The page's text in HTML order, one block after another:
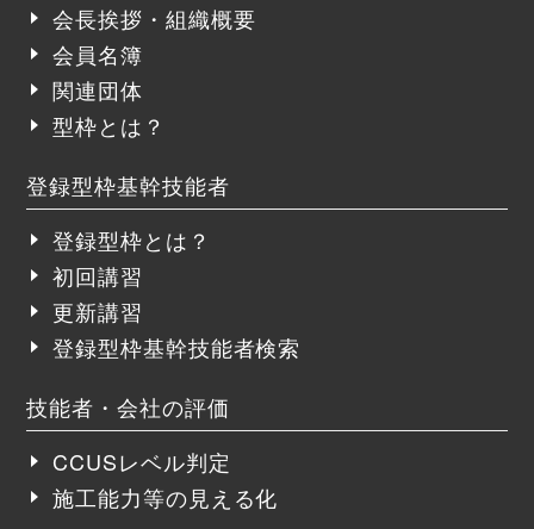
会長挨拶・組織概要
会員名簿
関連団体
型枠とは？
登録型枠基幹技能者
登録型枠とは？
初回講習
更新講習
登録型枠基幹技能者検索
技能者・会社の評価
CCUSレベル判定
施工能力等の見える化